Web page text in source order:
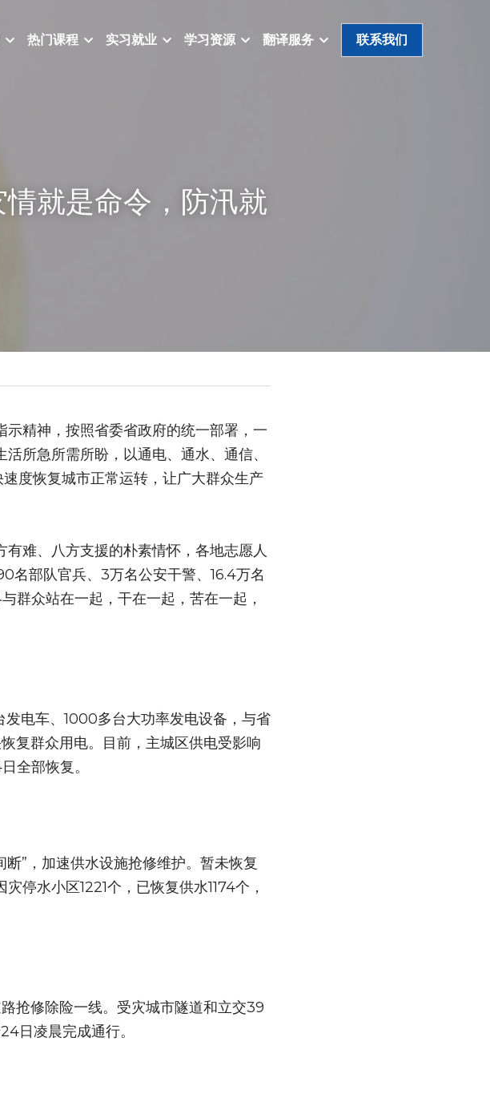
热门课程 实习就业 学习资源 翻译服务 联系我们
就是命令，防汛就
精神，按照省委省政府的统一部署，一
所急所需所盼，以通电、通水、通信、
度恢复城市正常运转，让广大群众生产
难、八方支援的朴素情怀，各地志愿人
名部队官兵、3万名公安干警、16.4万名
群众站在一起，干在一起，苦在一起，
发电车、1000多台大功率发电设备，与省
复群众用电。目前，主城区供电受影响
全部恢复。
”，加速供水设施抢修维护。暂未恢复
停水小区1221个，已恢复供水1174个，
抢修除险一线。受灾城市隧道和立交39
日凌晨完成通行。